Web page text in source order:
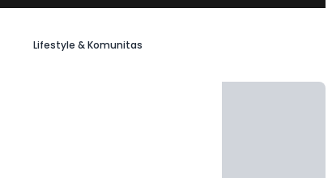
Lifestyle & Komunitas